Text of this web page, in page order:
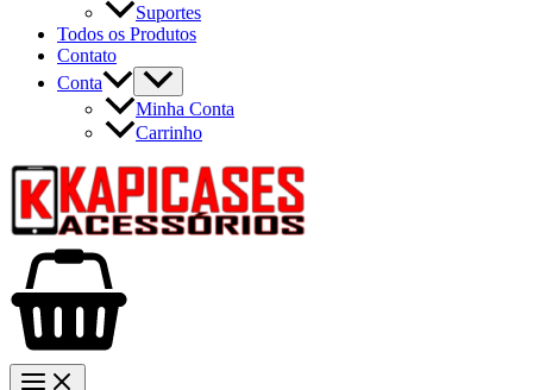
Suportes
Todos os Produtos
Contato
Conta
Minha Conta
Carrinho